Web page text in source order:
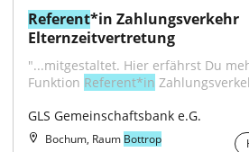
Referent*in Zahlungsverkehr
Elternzeitvertretung
"...mitgestaltet. Hier erfährst Du
Funktion Referent*in
GLS Gemeinschaftsbank e.G.
Bochum, Raum Bottrop